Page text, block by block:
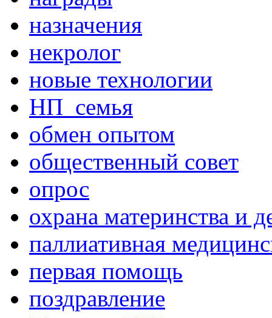
назначения
некролог
новые технологии
НП_семья
обмен опытом
общественный совет
опрос
охрана материнства и
паллиативная
первая помощь
поздравление